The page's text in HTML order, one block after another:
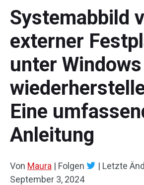
Systemabbild
externer
unter
Eine
Anleitung
Von Maura | Folgen | Letzte
September 3, 2024